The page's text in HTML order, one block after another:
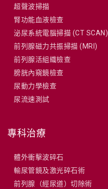
超聲波掃描
腎功能血液檢查
泌尿系統電腦掃描 (CT SCAN)
前列腺磁力共振掃描 (MRI)
前列腺活組織檢查
膀胱內窺鏡檢查
尿動力學檢查
尿流速測試
專科治療
體外衝擊波碎石
輸尿管鏡及激光碎石術
前列腺（經尿道）切除術